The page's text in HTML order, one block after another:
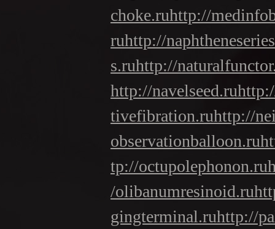
choke.ruhttp://
ruhttp://
s.ruhttp://
http://navelseed.ru
tivefibration.ruhttp://
observationballoon.ru
tp://octupolephonon.ru
/olibanumresinoid.ru
gingterminal.ruhttp://